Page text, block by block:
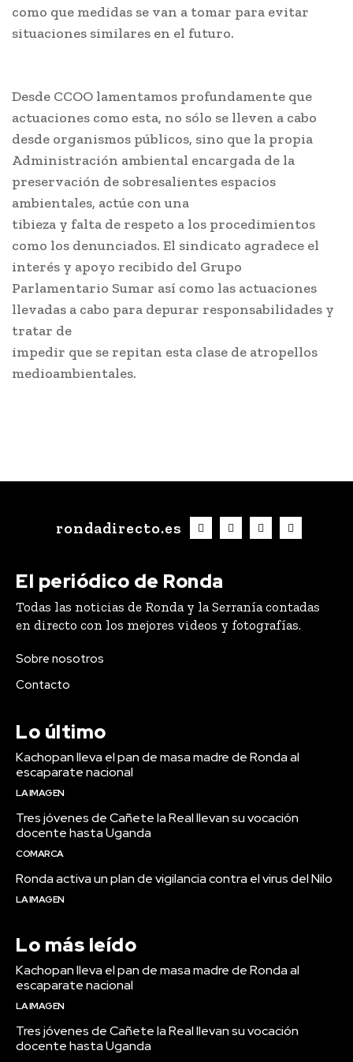
como que medidas se van a tomar para evitar
situaciones similares en el futuro.
Desde CCOO lamentamos profundamente que
actuaciones como esta, no sólo se lleven a cabo
desde organismos públicos, sino que la propia
Administración ambiental encargada de la
preservación de sobresalientes espacios
ambientales, actúe con una
tibieza y falta de respeto a los procedimientos
como los denunciados. El sindicato agradece el
interés y apoyo recibido del Grupo
Parlamentario Sumar así como las actuaciones
llevadas a cabo para depurar responsabilidades y
tratar de
impedir que se repitan esta clase de atropellos
medioambientales.
rondadirecto.es
El periódico de Ronda
Todas las noticias de Ronda y la Serranía contadas
en directo con los mejores videos y fotografías.
Sobre nosotros
Contacto
Lo último
Kachopan lleva el pan de masa madre de Ronda al
escaparate nacional
LA IMAGEN
Tres jóvenes de Cañete la Real llevan su vocación
docente hasta Uganda
COMARCA
Ronda activa un plan de vigilancia contra el virus del Nilo
LA IMAGEN
Lo más leído
Kachopan lleva el pan de masa madre de Ronda al
escaparate nacional
LA IMAGEN
Tres jóvenes de Cañete la Real llevan su vocación
docente hasta Uganda